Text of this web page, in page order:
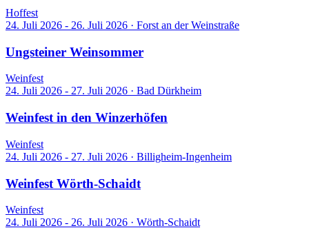
Hoffest
24. Juli 2026 - 26. Juli 2026 · Forst an der Weinstraße
Ungsteiner Weinsommer
Weinfest
24. Juli 2026 - 27. Juli 2026 · Bad Dürkheim
Weinfest in den Winzerhöfen
Weinfest
24. Juli 2026 - 27. Juli 2026 · Billigheim-Ingenheim
Weinfest Wörth-Schaidt
Weinfest
24. Juli 2026 - 26. Juli 2026 · Wörth-Schaidt